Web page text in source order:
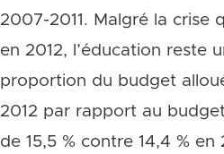
2007-2011. Malgré la crise
en 2012, l’éducation reste
proportion du budget
2012 par rapport au
de 15,5 % contre 14,4 % en